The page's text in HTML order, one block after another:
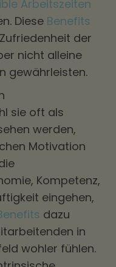
Arbeitszeiten
Diese Benefits
der
nicht alleine
gewährleisten.
sie oft als
werden,
Motivation
Kompetenz,
eingehen,
dazu
in
wohler fühlen.